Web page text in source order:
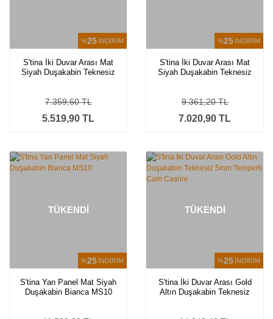
%25 İNDİRİM
S'tina İki Duvar Arası Mat
Siyah Duşakabin Teknesiz
5.519,90 TL
7.359,60 TL
%25 İNDİRİM
S'tina İki Duvar Arası Mat
Siyah Duşakabin Teknesiz
7.020,90 TL
9.361,20 TL
%25 İNDİRİM
TÜKENDİ
S'tina Yan Panel Mat Siyah
Duşakabin Bianca MS10
%25 İNDİRİM
TÜKENDİ
S'tina İki Duvar Arası Gold
Altın Duşakabin Teknesiz